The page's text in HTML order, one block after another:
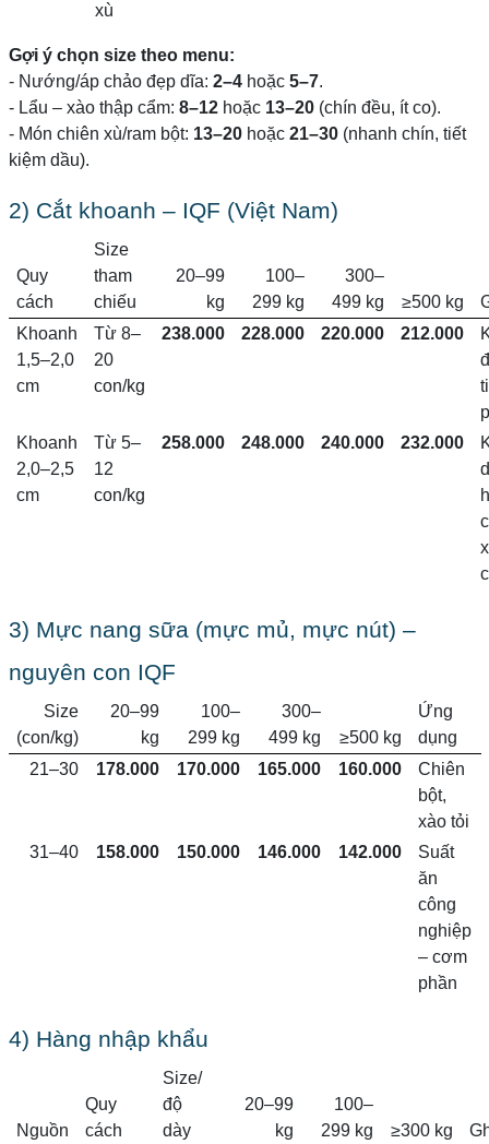
xù
Gợi ý chọn size theo menu:
- Nướng/áp chảo đẹp dĩa: 2–4hoặc 5–7.
- Lẩu – xào thập cẩm: 8–12hoặc 13–20(chín đều, ít co).
- Món chiên xù/ram bột: 13–20hoặc 21–30(nhanh chín, tiết
kiệm dầu).
2) Cắt khoanh – IQF (Việt Nam)
Quy
cách
Size
tham
chiếu
20–99
kg
100–
299 kg
300–
499 kg
≥500 kg
Khoanh
1,5–2,0
cm
Từ 8–
20
con/kg
238.000 228.000 220.000 212.000
Khoanh
2,0–2,5
cm
Từ 5–
12
con/kg
258.000 248.000 240.000 232.000
3) Mực nang sữa (mực mủ, mực nút) –
nguyên con IQF
Size
(con/kg)
20–99
kg
100–
299 kg
300–
499 kg
≥500 kg
Ứng
dụng
21–30
178.000 170.000 165.000 160.000
Chiên
bột,
xào tỏi
31–40
158.000 150.000 146.000 142.000
Suất
ăn
công
nghiệp
– cơm
phần
4) Hàng nhập khẩu
Nguồn
Quy
cách
Size/
độ
dày
20–99
kg
100–
299 kg
≥300 kg